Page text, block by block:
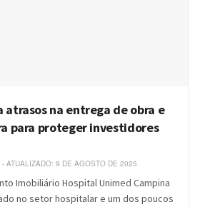
atrasos na entrega de obra e
para proteger investidores
ATUALIZADO: 9 DE AGOSTO DE 2025
Imobiliário Hospital Unimed Campina
no setor hospitalar e um dos poucos